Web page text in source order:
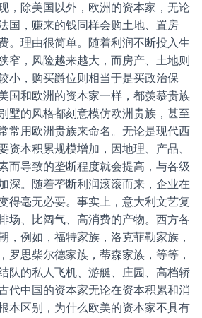
，除美国以外，欧洲的资本家，无论
国，赚来的钱同样会购土地、置房
。理由很简单。随着利润不断投入生
窄，风险越来越大，而房产、土地则
小，购买爵位则相当于是买政治保
国和欧洲的资本家一样，都羡慕贵族
墅的风格都刻意模仿欧洲贵族，甚至
常用欧洲贵族来命名。无论是现代西
资本积累规模增加，因地理、产品、
而导致的垄断程度就会提高，与各级
深。随着垄断利润滚滚而来，企业在
得毫无必要。事实上，意大利文艺复
场、比阔气、高消费的产物。西方各
，例如，福特家族，洛克菲勒家族，
罗思柴尔德家族，蒂森家族，等等，
队的私人飞机、游艇、庄园、高档轿
代中国的资本家无论在资本积累和消
本区别，为什么欧美的资本家不具有